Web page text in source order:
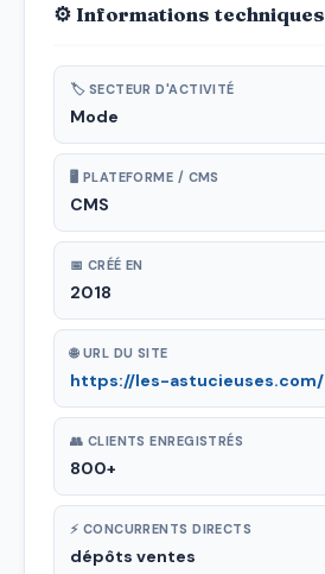
⚙ Informations techniques
🏷 SECTEUR D'ACTIVITÉ
Mode
🖥 PLATEFORME / CMS
CMS
📅 CRÉÉ EN
2018
🌐 URL DU SITE
https://les-astucieuses.com/
👥 CLIENTS ENREGISTRÉS
800+
⚡ CONCURRENTS DIRECTS
dépôts ventes